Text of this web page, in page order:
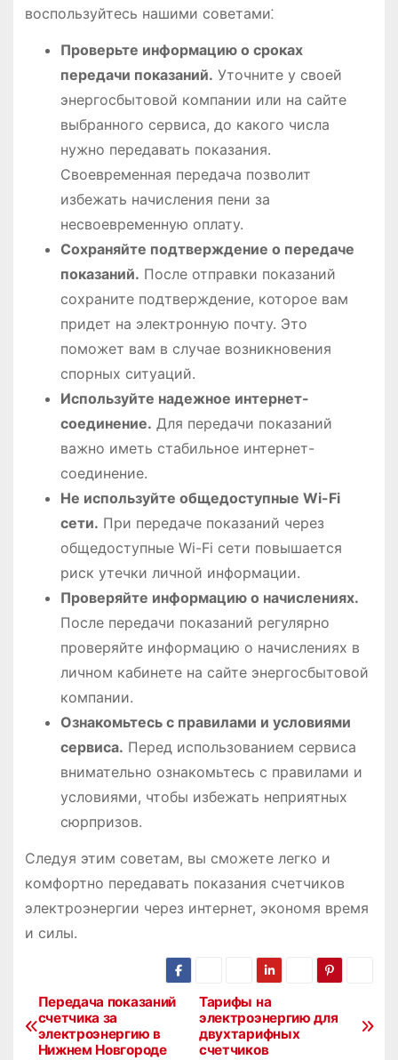
воспользуйтесь нашими советами⁚
Проверьте информацию о сроках
передачи показаний. Уточните у своей
энергосбытовой компании или на сайте
выбранного сервиса, до какого числа
нужно передавать показания.
Своевременная передача позволит
избежать начисления пени за
несвоевременную оплату.
Сохраняйте подтверждение о передаче
показаний. После отправки показаний
сохраните подтверждение, которое вам
придет на электронную почту. Это
поможет вам в случае возникновения
спорных ситуаций.
Используйте надежное интернет-
соединение. Для передачи показаний
важно иметь стабильное интернет-
соединение.
Не используйте общедоступные Wi-Fi
сети. При передаче показаний через
общедоступные Wi-Fi сети повышается
риск утечки личной информации.
Проверяйте информацию о начислениях.
После передачи показаний регулярно
проверяйте информацию о начислениях в
личном кабинете на сайте энергосбытовой
компании.
Ознакомьтесь с правилами и условиями
сервиса. Перед использованием сервиса
внимательно ознакомьтесь с правилами и
условиями, чтобы избежать неприятных
сюрпризов.
Следуя этим советам, вы сможете легко и
комфортно передавать показания счетчиков
электроэнергии через интернет, экономя время
и силы.
Н
Тарифы на
электроэнергию для
двухтарифных
счетчиков
Передача показаний
счетчика за
электроэнергию в
Нижнем Новгороде